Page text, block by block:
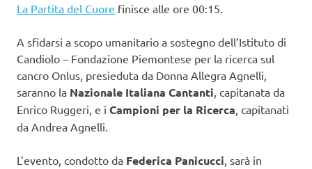
La Partita del Cuore finisce alle ore 00:15.
A sfidarsi a scopo umanitario a sostegno dell’Istituto di
Candiolo – Fondazione Piemontese per la ricerca sul
cancro Onlus, presieduta da Donna Allegra Agnelli,
saranno la Nazionale Italiana Cantanti , capitanata da
Enrico Ruggeri, e i Campioni per la Ricerca , capitanati
da Andrea Agnelli.
L’evento, condotto da Federica Panicucci , sarà in